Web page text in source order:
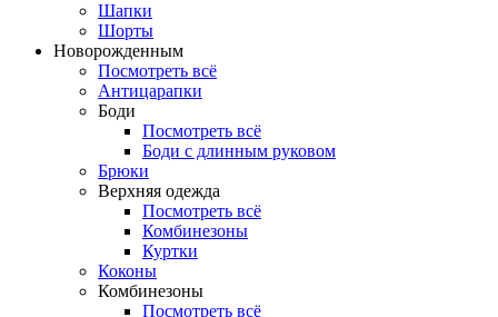
Шапки
Шорты
Новорожденным
Посмотреть всё
Антицарапки
Боди
Посмотреть всё
Боди с длинным руковом
Брюки
Верхняя одежда
Посмотреть всё
Комбинезоны
Куртки
Коконы
Комбинезоны
Посмотреть всё